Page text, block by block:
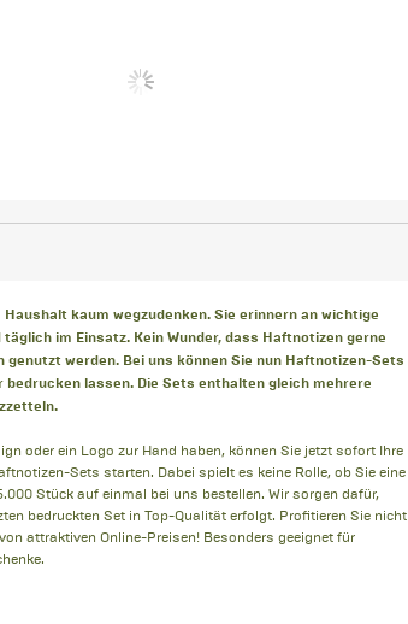
kaum wegzudenken. Sie erinnern an wichtige
im Einsatz. Kein Wunder, dass Haftnotizen gerne
genutzt werden. Bei uns können Sie nun Haftnotizen-Sets
lassen. Die Sets enthalten gleich mehrere
oder ein Logo zur Hand haben, können Sie jetzt sofort Ihre
Sets starten. Dabei spielt es keine Rolle, ob Sie eine
Stück auf einmal bei uns bestellen. Wir sorgen dafür,
bedruckten Set in Top-Qualität erfolgt. Profitieren Sie nicht
attraktiven Online-Preisen! Besonders geeignet für